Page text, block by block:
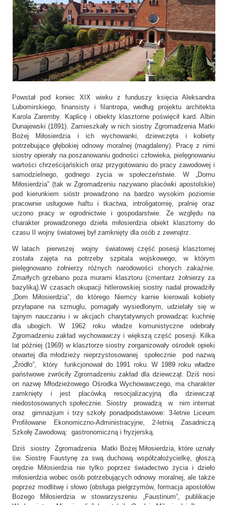
Powstał pod koniec XIX wieku z funduszy księcia Aleksandra
Lubomirskiego, finansisty i filantropa, według projektu architekta
Karola Zaremby. Kaplicę i obiekty klasztorne poświęcił kard. Albin
Dunajewski (1891). Zamieszkały w nich siostry Zgromadzenia Matki
Bożej Miłosierdzia i ich wychowanki, dziewczęta i kobiety
potrzebujące głębokiej odnowy moralnej (magdaleny). Pracę z nimi
siostry opierały na poszanowaniu godności człowieka, pielęgnowaniu
wartości chrześcijańskich oraz przygotowaniu do pracy zawodowej i
samodzielnego, godnego życia w społeczeństwie. W „Domu
Miłosierdzia” (tak w Zgromadzeniu nazywano placówki apostolskie)
pod kierunkiem sióstr prowadzono na bardzo wysokim poziomie
pracownie usługowe haftu i tkactwa, introligatornię, pralnię oraz
uczono pracy w ogrodnictwie i gospodarstwie. Ze względu na
charakter prowadzonego dzieła miłosierdzia obiekt klasztorny do
czasu II wojny światowej był zamknięty dla osób z zewnątrz.
W latach pierwszej wojny światowej część posesji klasztornej
została zajęta na potrzeby szpitala wojskowego, w którym
pielęgnowano żołnierzy różnych narodowości chorych zakaźnie.
Zmarłych grzebano poza murami klasztoru (cmentarz żołnierzy za
bazyliką).W czasach okupacji hitlerowskiej siostry nadal prowadziły
„Dom Miłosierdzia”, do którego Niemcy karnie kierowali kobiety
przyłapane na szmuglu, pomagały wysiedlonym, udzielały się w
tajnym nauczaniu i w akcjach charytatywnych prowadząc kuchnię
dla ubogich. W 1962 roku władze komunistyczne odebrały
Zgromadzeniu zakład wychowawczy i większą część posesji. Kilka
lat później (1969) w klasztorze siostry zorganizowały ośrodek opieki
otwartej dla młodzieży nieprzystosowanej społecznie pod nazwą
„Źródło”, który funkcjonował do 1991 roku. W 1989 roku władze
państwowe zwróciły Zgromadzeniu zakład dla dziewcząt. Dziś nosi
on nazwę Młodzieżowego Ośrodka Wychowawczego, ma charakter
zamknięty i jest placówką resocjalizacyjną dla dziewcząt
niedostosowanych społecznie. Siostry prowadzą w nim internat
oraz gimnazjum i trzy szkoły ponadpodstawowe: 3-letnie Liceum
Profilowane Ekonomiczno-Administracyjne, 2-letnią Zasadniczą
Szkołę Zawodową: gastronomiczną i fryzjerską.
Dziś siostry Zgromadzenia Matki Bożej Miłosierdzia, które uznały
św. Siostrę Faustynę za swą duchową współzałożycielkę, głoszą
orędzie Miłosierdzia nie tylko poprzez świadectwo życia i dzieło
miłosierdzia wobec osób potrzebujących odnowy moralnej, ale także
poprzez modlitwę i słowo (obsługa pielgrzymów, formacja apostołów
Bożego Miłosierdzia w stowarzyszeniu „Faustinum”, publikacje